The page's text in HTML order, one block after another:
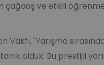
çağdaş ve etkili
"Yarışma
olduk. Bu prestijli